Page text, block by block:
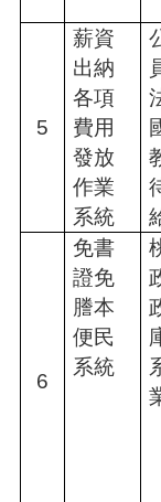
隱
5
薪資
出納
各項
費用
發放
作業
系統
6
免書
證免
謄本
便民
系統